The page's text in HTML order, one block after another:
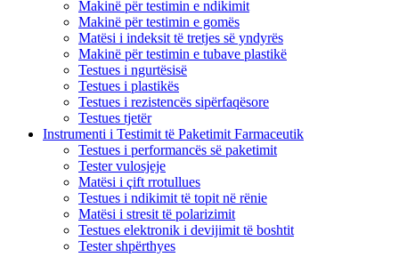
Makinë për testimin e ndikimit
Makinë për testimin e gomës
Matësi i indeksit të tretjes së yndyrës
Makinë për testimin e tubave plastikë
Testues i ngurtësisë
Testues i plastikës
Testues i rezistencës sipërfaqësore
Testues tjetër
Instrumenti i Testimit të Paketimit Farmaceutik
Testues i performancës së paketimit
Tester vulosjeje
Matësi i çift rrotullues
Testues i ndikimit të topit në rënie
Matësi i stresit të polarizimit
Testues elektronik i devijimit të boshtit
Tester shpërthyes